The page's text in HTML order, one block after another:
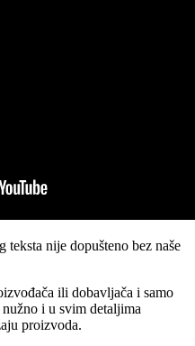
teksta nije dopušteno bez naše
ili dobavljača i samo
i u svim detaljima
proizvoda.